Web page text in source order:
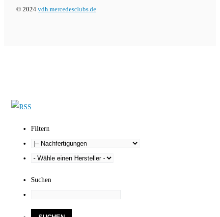
© 2024 vdh.mercedesclubs.de
Filtern
Suchen